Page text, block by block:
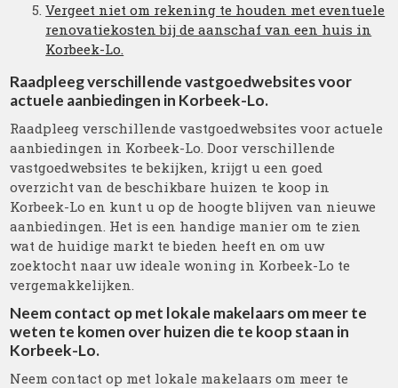
Vergeet niet om rekening te houden met eventuele
renovatiekosten bij de aanschaf van een huis in
Korbeek-Lo.
Raadpleeg verschillende vastgoedwebsites voor
actuele aanbiedingen in Korbeek-Lo.
Raadpleeg verschillende vastgoedwebsites voor actuele
aanbiedingen in Korbeek-Lo. Door verschillende
vastgoedwebsites te bekijken, krijgt u een goed
overzicht van de beschikbare huizen te koop in
Korbeek-Lo en kunt u op de hoogte blijven van nieuwe
aanbiedingen. Het is een handige manier om te zien
wat de huidige markt te bieden heeft en om uw
zoektocht naar uw ideale woning in Korbeek-Lo te
vergemakkelijken.
Neem contact op met lokale makelaars om meer te
weten te komen over huizen die te koop staan in
Korbeek-Lo.
Neem contact op met lokale makelaars om meer te